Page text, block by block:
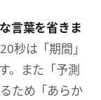
言葉を省きま
秒は「期間」
。また「予測
ため「あらか